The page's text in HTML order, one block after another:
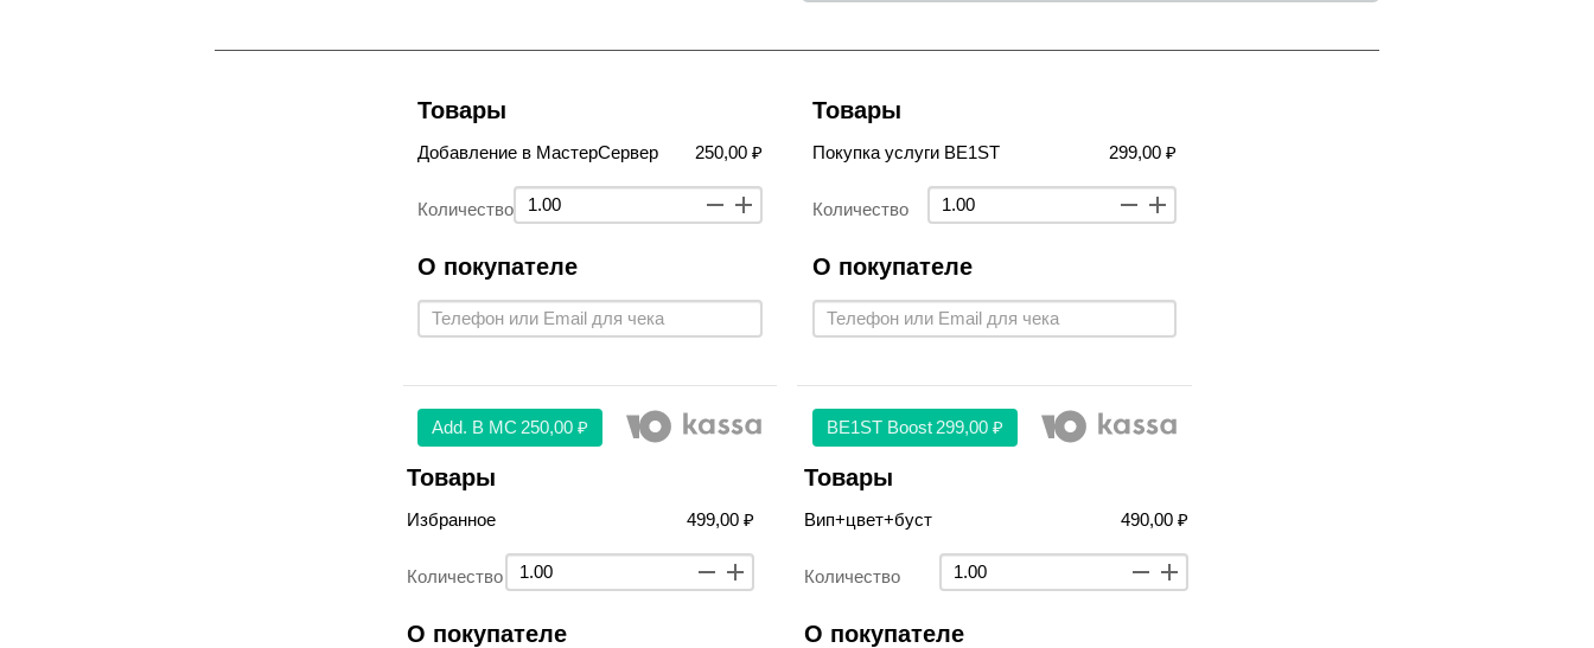
Товары
Добавление в МастерСервер 250,00 ₽
Количество
О покупателе
Аdd. В МС 250,00 ₽
Товары
Покупка услуги BE1ST 299,00 ₽
Количество
О покупателе
BE1ST Boost 299,00 ₽
Товары
Избранное 499,00 ₽
Количество
О покупателе
Товары
Вип+цвет+буст 490,00 ₽
Количество
О покупателе